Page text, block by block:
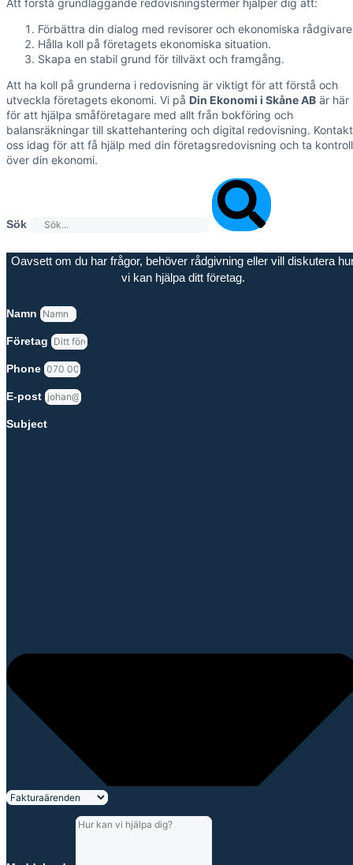
Att förstå grundläggande redovisningstermer hjälper dig att:
Förbättra din dialog med revisorer och ekonomiska
Hålla koll på företagets ekonomiska situation.
Skapa en stabil grund för tillväxt och framgång.
Att ha koll på grunderna i redovisning är viktigt för att förstå och
utveckla företagets ekonomi. Vi på Din Ekonomi i Skåne AB är här
för att hjälpa småföretagare med allt från bokföring och
balansräkningar till skattehantering och digital redovisning.
oss idag för att få hjälp med din företagsredovisning och ta kontroll
över din ekonomi.
Sök
Oavsett om du har frågor, behöver rådgivning eller vill diskutera
vi kan hjälpa ditt företag.
Namn
Företag
Phone
E-post
Subject